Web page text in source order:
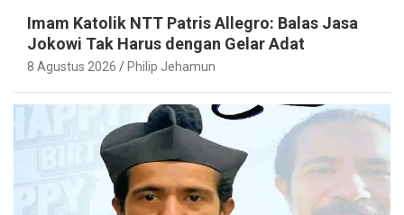
Imam Katolik NTT Patris Allegro: Balas Jasa
Jokowi Tak Harus dengan Gelar Adat
8 Agustus 2026 Philip Jehamun